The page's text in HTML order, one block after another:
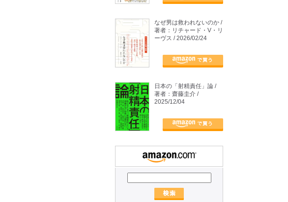
なぜ男は救われないのか /
著者：リチャード・V・リ
ーヴス / 2026/02/24
日本の「射精責任」論 /
著者：齋藤圭介 /
2025/12/04